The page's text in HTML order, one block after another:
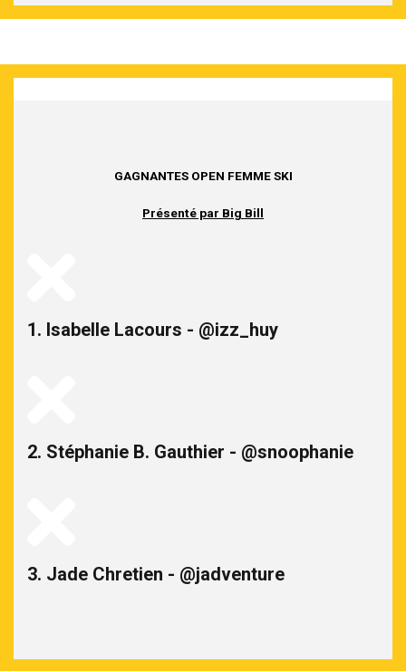
GAGNANTES OPEN FEMME SKI
Présenté par Big Bill
1. Isabelle Lacours - @izz_huy
2. Stéphanie B. Gauthier - @snoophanie
3. Jade Chretien - @jadventure